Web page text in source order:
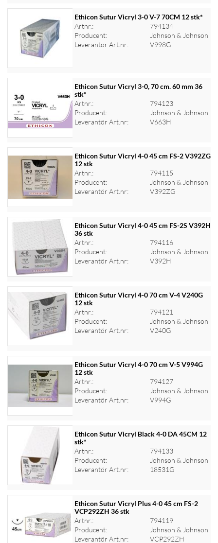
Logga in för priser
Ethicon Sutur Vicryl 3-0 V-7 70CM 12 stk*
Artnr.:
794134
Producent:
Johnson & Johnson
Leverantör Art.nr:
V998G
Logga in för priser
Ethicon Sutur Vicryl 3-0, 70 cm. 60 mm 36
stk*
Artnr.:
794123
Producent:
Johnson & Johnson
Leverantör Art.nr:
V663H
Logga in för priser
Ethicon Sutur Vicryl 4-0 45 cm FS-2 V392ZG
12 stk
Artnr.:
794115
Producent:
Johnson & Johnson
Leverantör Art.nr:
V392ZG
Logga in för priser
Ethicon Sutur Vicryl 4-0 45 cm FS-2S V392H
36 stk
Artnr.:
794116
Producent:
Johnson & Johnson
Leverantör Art.nr:
V392H
Logga in för priser
Ethicon Sutur Vicryl 4-0 70 cm V-4 V240G
12 stk
Artnr.:
794121
Producent:
Johnson & Johnson
Leverantör Art.nr:
V240G
Logga in för priser
Ethicon Sutur Vicryl 4-0 70 cm V-5 V994G
12 stk
Artnr.:
794127
Producent:
Johnson & Johnson
Leverantör Art.nr:
V994G
Logga in för priser
Ethicon Sutur Vicryl Black 4-0 DA 45CM 12
stk*
Artnr.:
794133
Producent:
Johnson & Johnson
Leverantör Art.nr:
18531G
Logga in för priser
Ethicon Sutur Vicryl Plus 4-0 45 cm FS-2
VCP292ZH 36 stk
Artnr.:
794119
Producent:
Johnson & Johnson
Leverantör Art.nr:
VCP292ZH